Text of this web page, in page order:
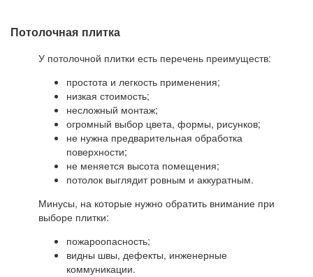
Потолочная плитка
У потолочной плитки есть перечень преимуществ:
простота и легкость применения;
низкая стоимость;
несложный монтаж;
огромный выбор цвета, формы, рисунков;
не нужна предварительная обработка
поверхности;
не меняется высота помещения;
потолок выглядит ровным и аккуратным.
Минусы, на которые нужно обратить внимание при
выборе плитки:
пожароопасность;
видны швы, дефекты, инженерные
коммуникации.